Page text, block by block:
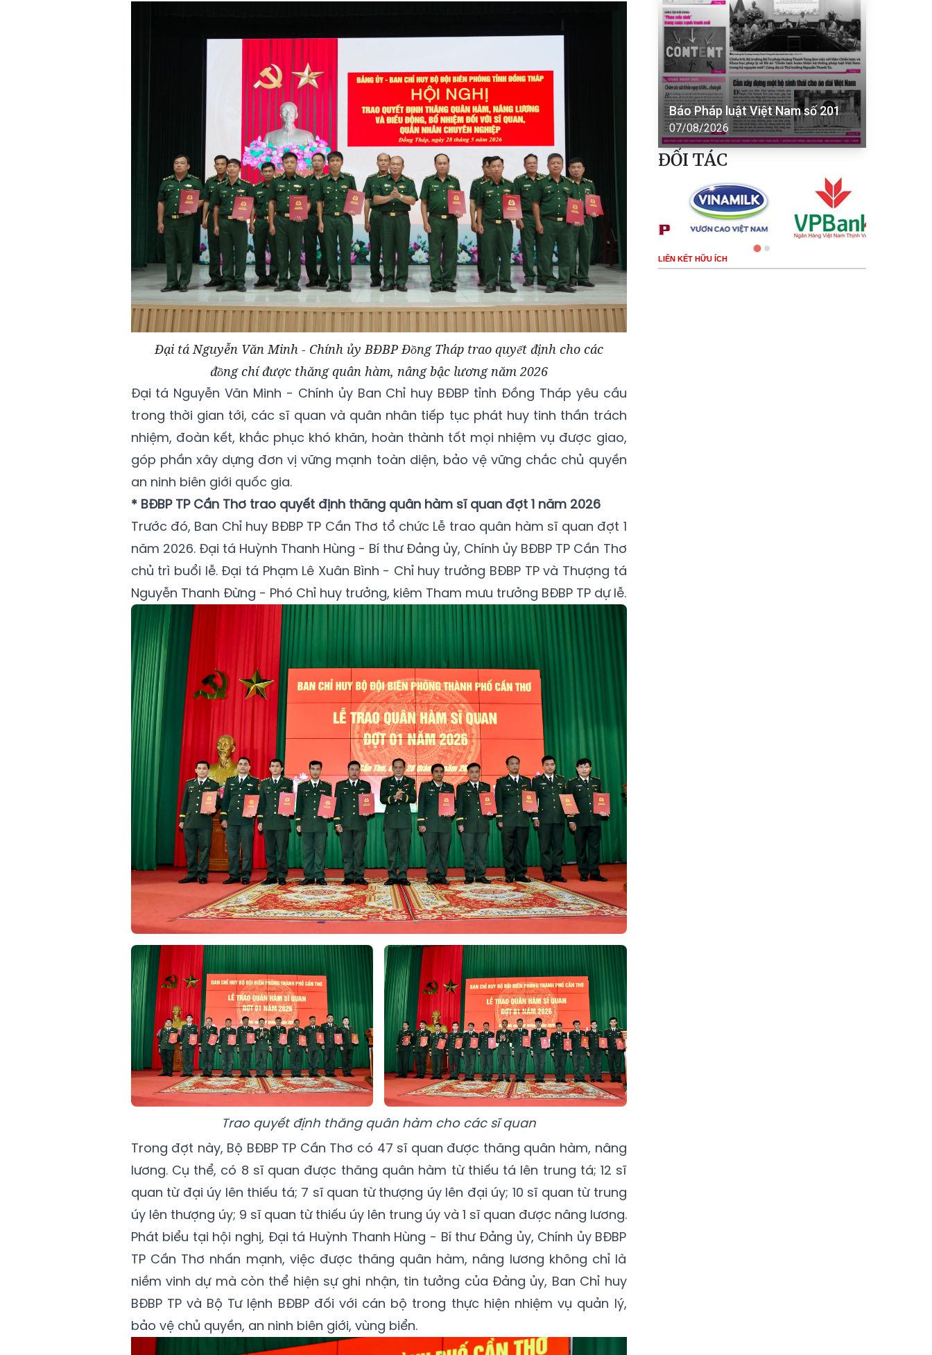
Đại tá Nguyễn Văn Minh - Chính ủy BĐBP Đồng Tháp trao quyết định cho các
đồng chí được thăng quân hàm, nâng bậc lương năm 2026
Đại tá Nguyễn Văn Minh - Chính ủy Ban Chỉ huy BĐBP tỉnh Đồng Tháp yêu cầu
trong thời gian tới, các sĩ quan và quân nhân tiếp tục phát huy tinh thần trách
nhiệm, đoàn kết, khắc phục khó khăn, hoàn thành tốt mọi nhiệm vụ được giao,
góp phần xây dựng đơn vị vững mạnh toàn diện, bảo vệ vững chắc chủ quyền
an ninh biên giới quốc gia.
* BĐBP TP Cần Thơ trao quyết định thăng quân hàm sĩ quan đợt 1 năm 2026
Trước đó, Ban Chỉ huy BĐBP TP Cần Thơ tổ chức Lễ trao quân hàm sĩ quan đợt 1
năm 2026. Đại tá Huỳnh Thanh Hùng - Bí thư Đảng ủy, Chính ủy BĐBP TP Cần Thơ
chủ trì buổi lễ. Đại tá Phạm Lê Xuân Bình - Chỉ huy trưởng BĐBP TP và Thượng tá
Nguyễn Thanh Đừng - Phó Chỉ huy trưởng, kiêm Tham mưu trưởng BĐBP TP dự lễ.
Trao quyết định thăng quân hàm cho các sĩ quan
Trong đợt này, Bộ BĐBP TP Cần Thơ có 47 sĩ quan được thăng quân hàm, nâng
lương. Cụ thể, có 8 sĩ quan được thăng quân hàm từ thiếu tá lên trung tá; 12 sĩ
quan từ đại úy lên thiếu tá; 7 sĩ quan từ thượng úy lên đại úy; 10 sĩ quan từ trung
úy lên thượng úy; 9 sĩ quan từ thiếu úy lên trung úy và 1 sĩ quan được nâng lương.
Phát biểu tại hội nghị, Đại tá Huỳnh Thanh Hùng - Bí thư Đảng ủy, Chính ủy BĐBP
TP Cần Thơ nhấn mạnh, việc được thăng quân hàm, nâng lương không chỉ là
niềm vinh dự mà còn thể hiện sự ghi nhận, tin tưởng của Đảng ủy, Ban Chỉ huy
BĐBP TP và Bộ Tư lệnh BĐBP đối với cán bộ trong thực hiện nhiệm vụ quản lý,
bảo vệ chủ quyền, an ninh biên giới, vùng biển.
Báo Pháp luật Việt Nam số 201
07/08/2026
ĐỐI TÁC
LIÊN KẾT HỮU ÍCH